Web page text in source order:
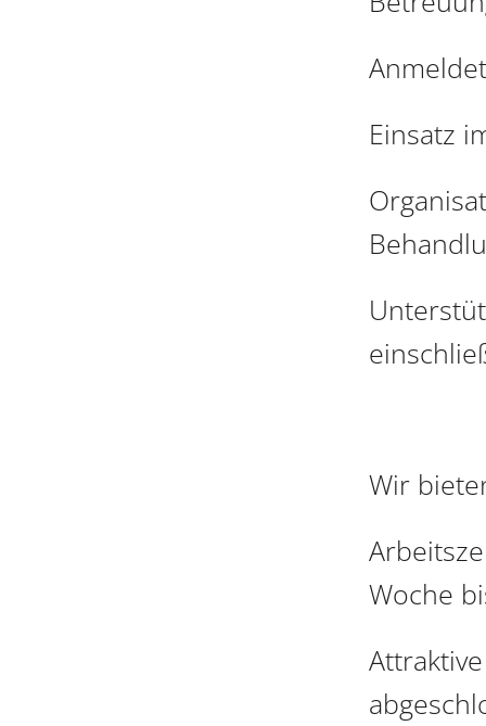
Einsatz
Wir
Woche